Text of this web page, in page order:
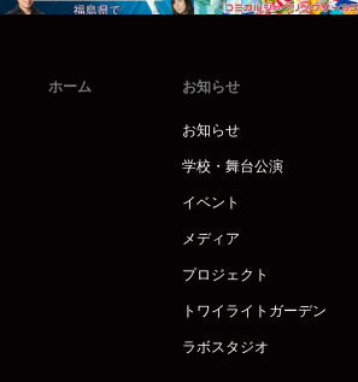
ホーム お知らせ
お知らせ
学校・舞台公演
イベント
メディア
プロジェクト
トワイライトガーデン
ラボスタジオ